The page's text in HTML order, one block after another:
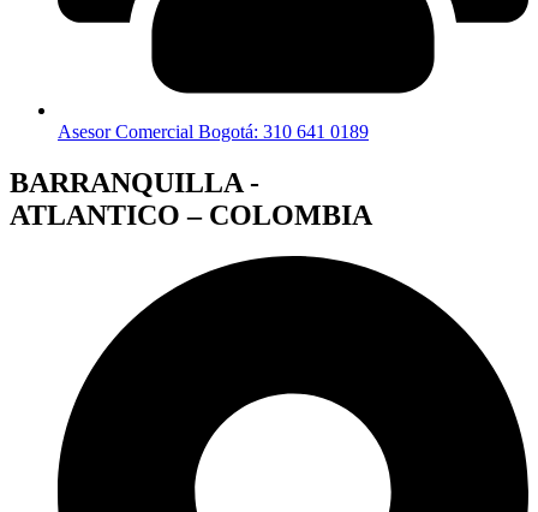
Asesor Comercial Bogotá: 310 641 0189
BARRANQUILLA -
ATLANTICO – COLOMBIA